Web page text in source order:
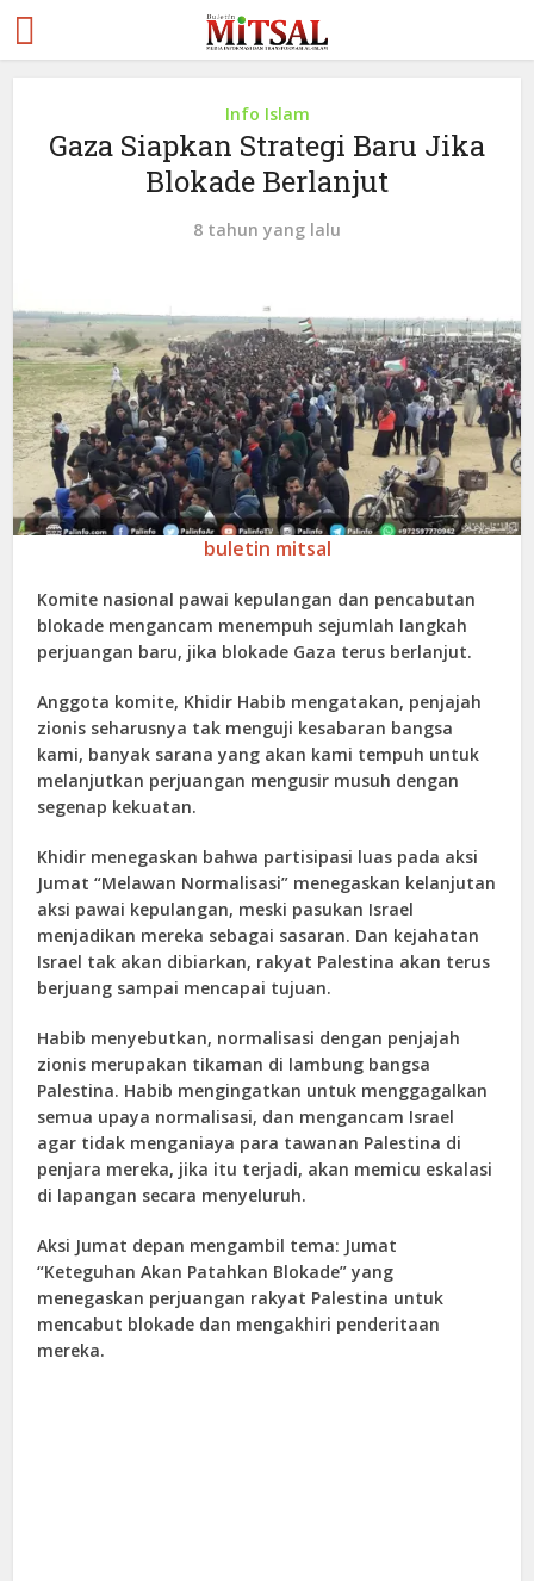
Info Islam
Gaza Siapkan Strategi Baru Jika
Blokade Berlanjut
8 tahun yang lalu
buletin mitsal
Komite nasional pawai kepulangan dan pencabutan
blokade mengancam menempuh sejumlah langkah
perjuangan baru, jika blokade Gaza terus berlanjut.
Anggota komite, Khidir Habib mengatakan, penjajah
zionis seharusnya tak menguji kesabaran bangsa
kami, banyak sarana yang akan kami tempuh untuk
melanjutkan perjuangan mengusir musuh dengan
segenap kekuatan.
Khidir menegaskan bahwa partisipasi luas pada aksi
Jumat “Melawan Normalisasi” menegaskan kelanjutan
aksi pawai kepulangan, meski pasukan Israel
menjadikan mereka sebagai sasaran. Dan kejahatan
Israel tak akan dibiarkan, rakyat Palestina akan terus
berjuang sampai mencapai tujuan.
Habib menyebutkan, normalisasi dengan penjajah
zionis merupakan tikaman di lambung bangsa
Palestina. Habib mengingatkan untuk menggagalkan
semua upaya normalisasi, dan mengancam Israel
agar tidak menganiaya para tawanan Palestina di
penjara mereka, jika itu terjadi, akan memicu eskalasi
di lapangan secara menyeluruh.
Aksi Jumat depan mengambil tema: Jumat
“Keteguhan Akan Patahkan Blokade” yang
menegaskan perjuangan rakyat Palestina untuk
mencabut blokade dan mengakhiri penderitaan
mereka.